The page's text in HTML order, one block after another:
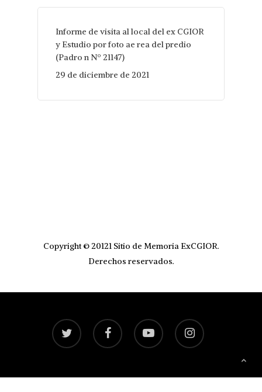
Informe de visita al local del ex CGIOR
y Estudio por foto ae rea del predio
(Padro n Nº 21147)
29 de diciembre de 2021
Copyright © 20121 Sitio de Memoria ExCGIOR.
Derechos reservados.
twitter facebook youtube instagram